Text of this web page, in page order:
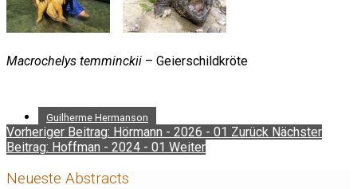
Macrochelys temminckii – Geierschildkröte
Guilherme Hermanson
Vorheriger Beitrag: Hörmann - 2026 - 01 Zurück Nächster
Beitrag: Hoffman - 2024 - 01 Weiter
Neueste Abstracts